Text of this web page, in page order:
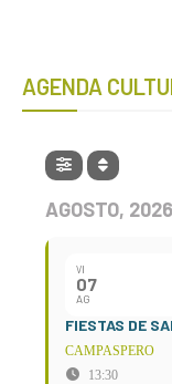
AGENDA
AGOSTO, 2026
VI
07
AG
FIESTAS DE
CAMPASPERO
13:30